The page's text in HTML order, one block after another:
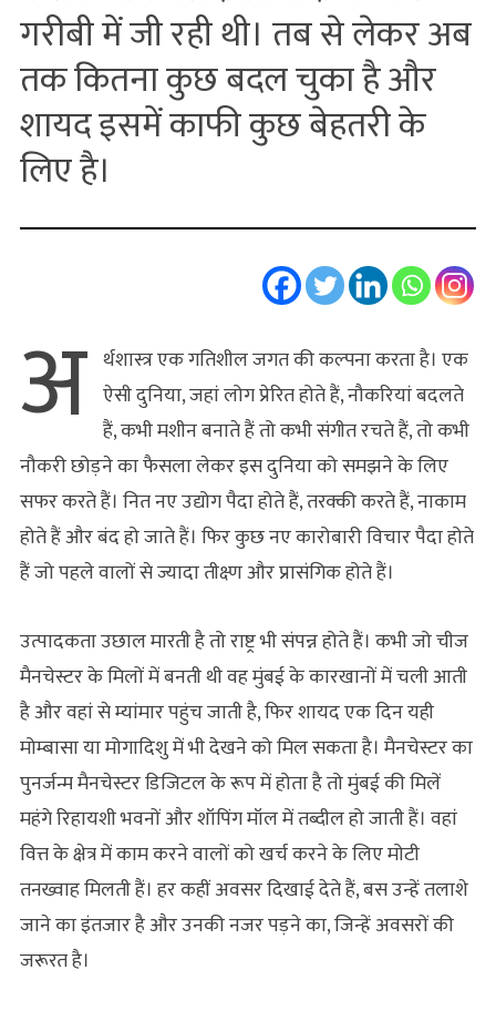
गरीबी में जी रही थी। तब से लेकर अब
तक कितना कुछ बदल चुका है और
शायद इसमें काफी कुछ बेहतरी के
लिए है।
अ र्थशास्त्र एक गतिशील जगत की कल्पना करता है। एक
ऐसी दुनिया, जहां लोग प्रेरित होते हैं, नौकरियां बदलते
हैं, कभी मशीन बनाते हैं तो कभी संगीत रचते हैं, तो कभी
नौकरी छोड़ने का फैसला लेकर इस दुनिया को समझने के लिए
सफर करते हैं। नित नए उद्योग पैदा होते हैं, तरक्की करते हैं, नाकाम
होते हैं और बंद हो जाते हैं। फिर कुछ नए कारोबारी विचार पैदा होते
हैं जो पहले वालों से ज्यादा तीक्ष्ण और प्रासंगिक होते हैं।
उत्पादकता उछाल मारती है तो राष्ट्र भी संपन्न होते हैं। कभी जो चीज
मैनचेस्टर के मिलों में बनती थी वह मुंबई के कारखानों में चली आती
है और वहां से म्यांमार पहुंच जाती है, फिर शायद एक दिन यही
मोम्बासा या मोगादिशु में भी देखने को मिल सकता है। मैनचेस्टर का
पुनर्जन्म मैनचेस्टर डिजिटल के रूप में होता है तो मुंबई की मिलें
महंगे रिहायशी भवनों और शॉपिंग मॉल में तब्दील हो जाती हैं। वहां
वित्त के क्षेत्र में काम करने वालों को खर्च करने के लिए मोटी
तनख्वाह मिलती हैं। हर कहीं अवसर दिखाई देते हैं, बस उन्हें तलाशे
जाने का इंतजार है और उनकी नजर पड़ने का, जिन्हें अवसरों की
जरूरत है।